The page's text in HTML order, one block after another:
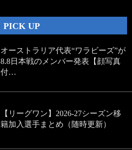
PICK UP
オーストラリア代表“ワラビーズ”が
8.8日本戦のメンバー発表【顔写真
付…
【リーグワン】2026-27シーズン移
籍加入選手まとめ（随時更新）